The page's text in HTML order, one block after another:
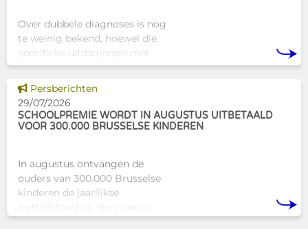
Over dubbele diagnoses is nog
te weinig bekend, hoewel die
specifieke uitdagingen met
zich meebrengen voor zowel
professionals als naasten. In
Brussel biedt Atelier Tam-Tam
een concrete oplossing in
Dit nieuws tonen
Persberichten
29/07/2026
SCHOOLPREMIE WORDT IN AUGUSTUS UITBETAALD
VOOR 300.000 BRUSSELSE KINDEREN
In augustus ontvangen de
ouders van 300.000 Brusselse
kinderen de jaarlijkse
leeftijdstoeslag, die vroeger